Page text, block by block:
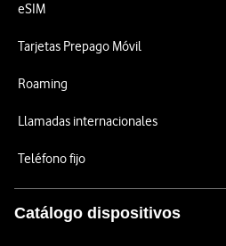
eSIM
Tarjetas Prepago Móvil
Roaming
Llamadas internacionales
Teléfono fijo
Catálogo dispositivos